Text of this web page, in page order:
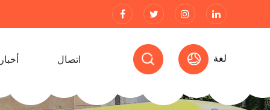
اتصال لغة